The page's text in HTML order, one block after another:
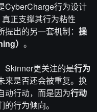
CyberCharge行为设计
正支撑其行为粘性
提出的另一套机制： 操
） 。
Skinner更关注的是行为
来是否还会被重复。换
动行动，而是因为行动
行为倾向。